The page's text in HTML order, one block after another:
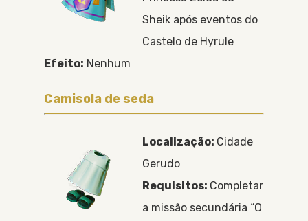
Sheik após eventos do
Castelo de Hyrule
Efeito: Nenhum
Camisola de seda
Localização: Cidade
Gerudo
Requisitos: Completar
a missão secundária “O